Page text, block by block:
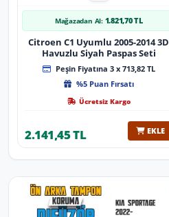
Mağazadan Al: 1.821,70 TL
Citroen C1 Uyumlu 2005-2014 3D
Havuzlu Siyah Paspas Seti
Peşin Fiyatına 3 x 713,82 TL
%5 Puan Fırsatı
Ücretsiz Kargo
2.141,45 TL EKLE